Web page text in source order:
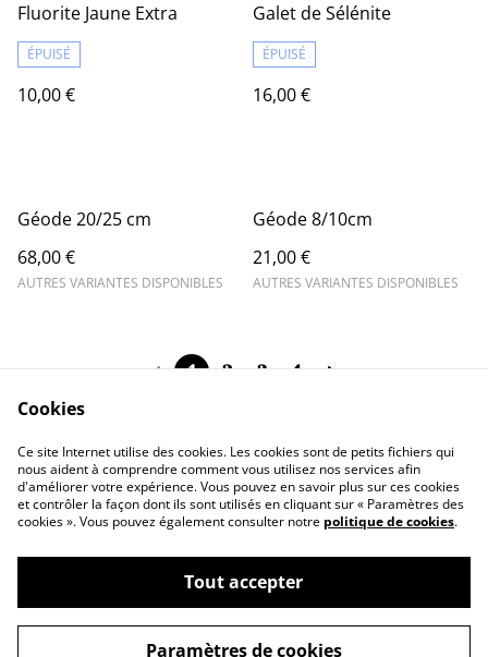
Fluorite Jaune Extra
ÉPUISÉ
10,00 €
Galet de Sélénite
ÉPUISÉ
16,00 €
Géode 20/25 cm
68,00 €
AUTRES VARIANTES DISPONIBLES
Géode 8/10cm
21,00 €
AUTRES VARIANTES DISPONIBLES
1 2 3 4
Contact Us
Legal Terms
Privacy Policy
Cookie Policy
©2026Marie Charlotte Jeanjean
Cookies
Ce site Internet utilise des cookies. Les cookies sont de petits fichiers qui
nous aident à comprendre comment vous utilisez nos services afin
d'améliorer votre expérience. Vous pouvez en savoir plus sur ces cookies
et contrôler la façon dont ils sont utilisés en cliquant sur « Paramètres des
cookies ». Vous pouvez également consulter notre politique de cookies.
Tout accepter
Paramètres de cookies